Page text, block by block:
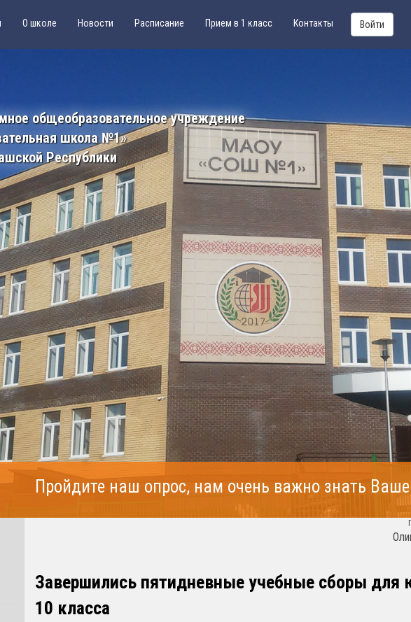
О школе Новости Расписание Прием в 1 класс Контакты Войти
общеобразовательное учреждение
школа №1»
Республики
Пройдите наш опрос, нам очень важно знать
Завершились пятидневные учебные сборы для
10 класса